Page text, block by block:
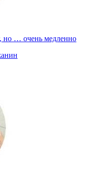
но … очень медленно